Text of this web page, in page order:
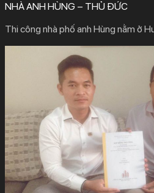
NHÀ ANH HÙNG – THỦ ĐỨC
Thi công nhà phố anh Hùng nằm ở